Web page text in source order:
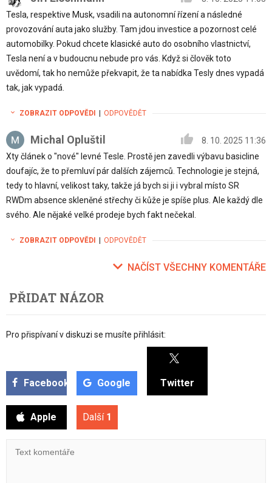
Tesla, respektive Musk, vsadili na autonomní řízení a následné
provozování auta jako služby. Tam jdou investice a pozornost celé
automobilky. Pokud chcete klasické auto do osobního vlastnictví,
Tesla není a v budoucnu nebude pro vás. Když si člověk toto
uvědomí, tak ho nemůže překvapit, že ta nabídka Tesly dnes vypadá
tak, jak vypadá.
ZOBRAZIT ODPOVĚDI ODPOVĚDĚT
Michal Opluštil
8. 10. 2025 11:36
Xty článek o "nové" levné Tesle. Prostě jen zavedli výbavu basicline
doufajíc, že to přemluví pár dalších zájemců. Technologie je stejná,
tedy to hlavní, velikost taky, takže já bych si ji i vybral místo SR
RWDm absence skleněné střechy či kůže je spíše plus. Ale každý dle
svého. Ale nějaké velké prodeje bych fakt nečekal.
ZOBRAZIT ODPOVĚDI ODPOVĚDĚT
NAČÍST VŠECHNY KOMENTÁŘE
PŘIDAT NÁZOR
Pro přispívaní v diskuzi se musíte přihlásit:
Facebook Google Twitter
Apple Další 1